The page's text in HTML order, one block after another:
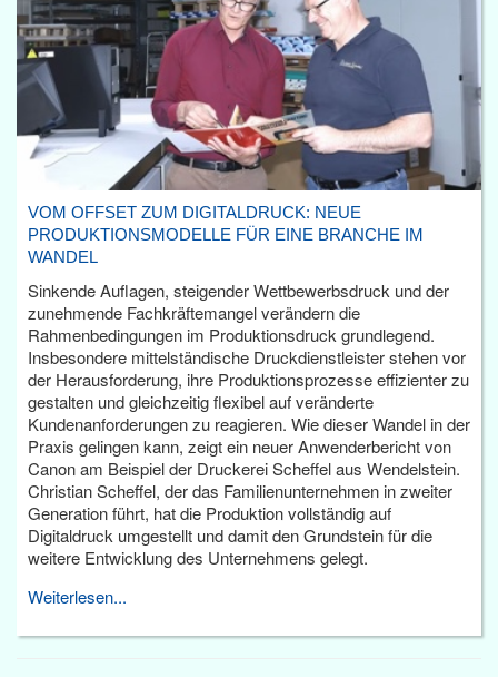
VOM OFFSET ZUM DIGITALDRUCK: NEUE
PRODUKTIONSMODELLE FÜR EINE BRANCHE IM
WANDEL
Sinkende Auflagen, steigender Wettbewerbsdruck und der
zunehmende Fachkräftemangel verändern die
Rahmenbedingungen im Produktionsdruck grundlegend.
Insbesondere mittelständische Druckdienstleister stehen vor
der Herausforderung, ihre Produktionsprozesse effizienter zu
gestalten und gleichzeitig flexibel auf veränderte
Kundenanforderungen zu reagieren. Wie dieser Wandel in der
Praxis gelingen kann, zeigt ein neuer Anwenderbericht von
Canon am Beispiel der Druckerei Scheffel aus Wendelstein.
Christian Scheffel, der das Familienunternehmen in zweiter
Generation führt, hat die Produktion vollständig auf
Digitaldruck umgestellt und damit den Grundstein für die
weitere Entwicklung des Unternehmens gelegt.
Weiterlesen...